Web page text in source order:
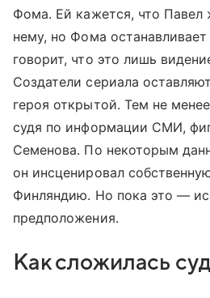
Фома. Ей кажется, что Павел
нему, но Фома останавливает
говорит, что это лишь
Создатели сериала
героя открытой. Тем не
судя по информации СМИ,
Семенова. По некоторым
он инсценировал
Финляндию. Но пока это —
предположения.
Как сложилась